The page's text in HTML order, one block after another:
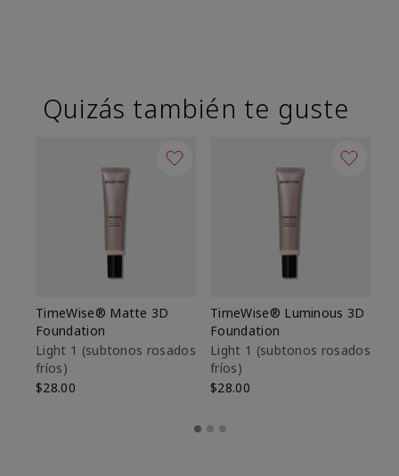
Quizás también te guste
TimeWise® Matte 3D
Foundation
Light 1​ (subtonos rosados
fríos)
$28.00
TimeWise® Luminous 3D
Foundation
Light 1​ (subtonos rosados
fríos)
$28.00